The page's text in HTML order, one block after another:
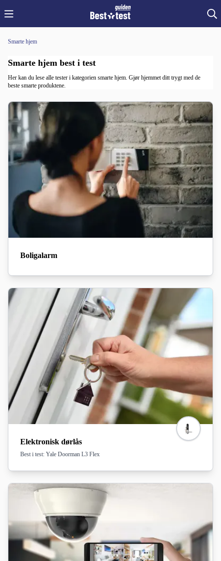
Smarte hjem
Smarte hjem best i test
Her kan du lese alle tester i kategorien smarte hjem. Gjør hjemmet ditt trygt med de
beste smarte produktene.
Boligalarm
Elektronisk dørlås
Best i test: Yale Doorman L3 Flex